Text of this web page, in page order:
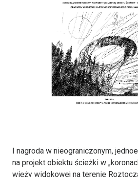
I nagroda w nieograniczonym,
na projekt obiektu ścieżki w
wieży widokowej na terenie